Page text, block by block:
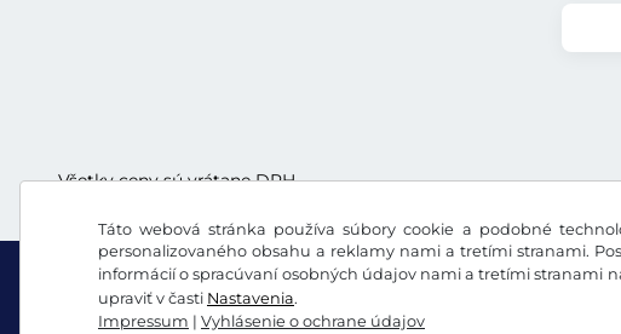
Táto webová stránka používa súbory cookie a podobné
personalizovaného obsahu a reklamy nami a tretími stranami.
informácií o spracúvaní osobných údajov nami a tretími stranami
upraviť v časti Nastavenia.
Impressum | Vyhlásenie o ochrane údajov
Všetky ceny sú vrátane DPH.